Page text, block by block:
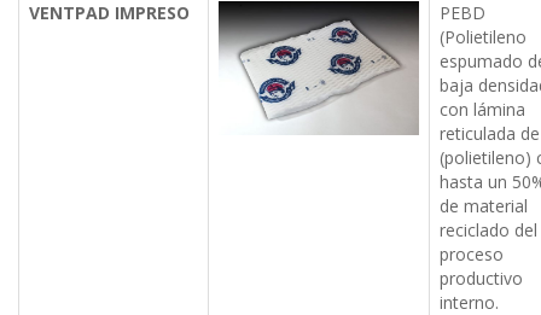
VENTPAD IMPRESO
PEBD
(Polietileno
espumado
baja
con lámina
reticulada
(polietileno)
hasta un
de material
reciclado del
proceso
productivo
interno.